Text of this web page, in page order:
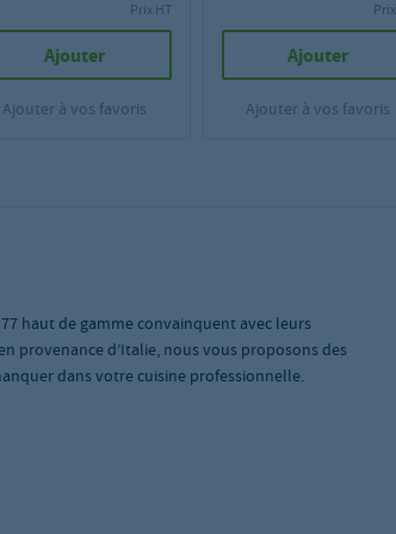
Prix HT
Ajouter
Ajouter à vos favoris
Ajouter
Ajouter à vos favoris
haut de gamme convainquent avec leurs
provenance d’Italie, nous vous proposons des
dans votre cuisine professionnelle.